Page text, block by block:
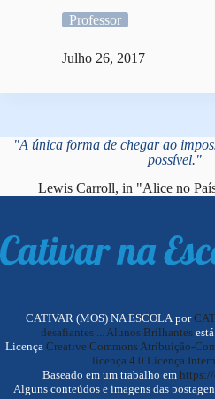
Professor
Julho 26, 2017
"A única forma de chegar ao
possível."
Lewis Carroll, in "Alice no
CATIVAR (MOS) NA ESCOLA por
desafiantes ... Alunos Brilhantes
LicençaCreative Commons Atribuição-
licença 4.0 Licença
Baseado em um trabalho em
Alguns conteúdos e imagens das